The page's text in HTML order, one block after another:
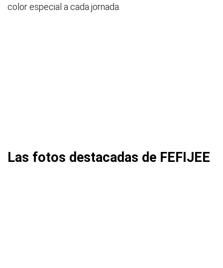
color especial a cada jornada.
Las fotos destacadas de FEFIJEE